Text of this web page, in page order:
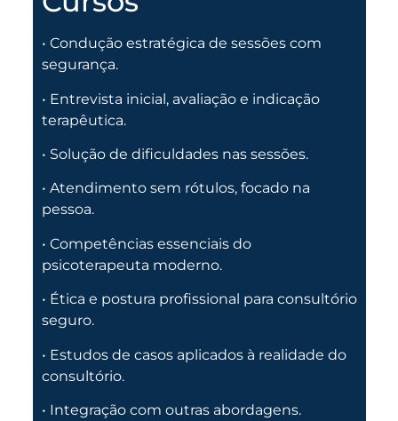
• Condução estratégica de sessões com
segurança.
• Entrevista inicial, avaliação e indicação
terapêutica.
• Solução de dificuldades nas sessões.
• Atendimento sem rótulos, focado na
pessoa.
• Competências essenciais do
psicoterapeuta moderno.
• Ética e postura profissional para consultório
seguro.
• Estudos de casos aplicados à realidade do
consultório.
• Integração com outras abordagens.